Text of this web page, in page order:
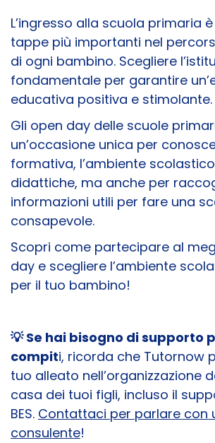
L’ingresso alla scuola primaria
tappe più importanti nel
di ogni bambino. Scegliere
fondamentale per garantire
educativa positiva e stimolante.
Gli open day delle scuole
un’occasione unica per
formativa, l’ambiente
didattiche, ma anche per
informazioni utili per fare una
consapevole.
Scopri come partecipare al
day e scegliere l’ambiente
per il tuo bambino!
💡 Se hai bisogno di supporto
compiti, ricorda che Tutornow
tuo alleato nell’organizzazione
casa dei tuoi figli, incluso il
BES. Contattaci per parlare con
consulente!